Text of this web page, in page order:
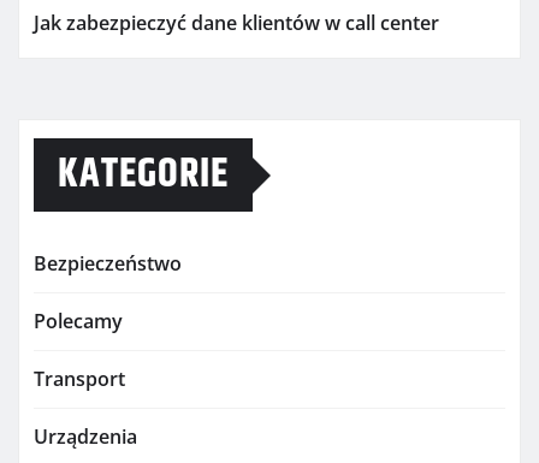
Jak zabezpieczyć dane klientów w call center
KATEGORIE
Bezpieczeństwo
Polecamy
Transport
Urządzenia